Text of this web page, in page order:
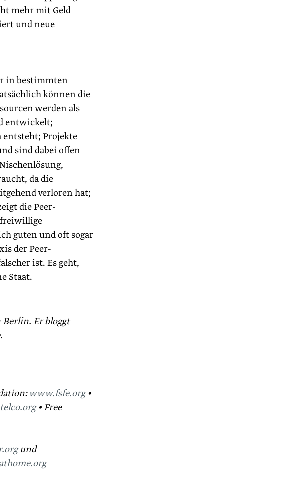
mehr mit Geld
und neue
in bestimmten
können die
werden als
entwickelt;
entsteht; Projekte
sind dabei offen
da die
verloren hat;
die Peer-
freiwillige
guten und oft sogar
der Peer-
ist. Es geht,
Staat.
Er bloggt
www.fsfe.org•
• Free
und